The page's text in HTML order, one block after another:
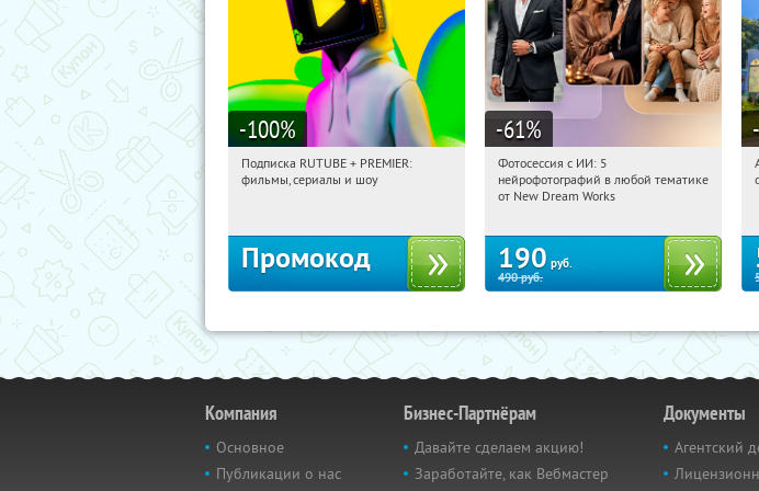
-100%
14:50:05 Получили:
Подписка RUTUBE + PREMIER:
фильмы, сериалы и шоу
Промокод
-61%
14:50:05
Россия
Фотосессия с ИИ: 5
нейрофотографий в любой тематике
от New Dream Works
190 руб.
490руб.
Компания
Основное
Публикации о нас
Бизнес-Партнёрам
Давайте сделаем акцию!
Заработайте, как Вебмастер
Документы
Агентский